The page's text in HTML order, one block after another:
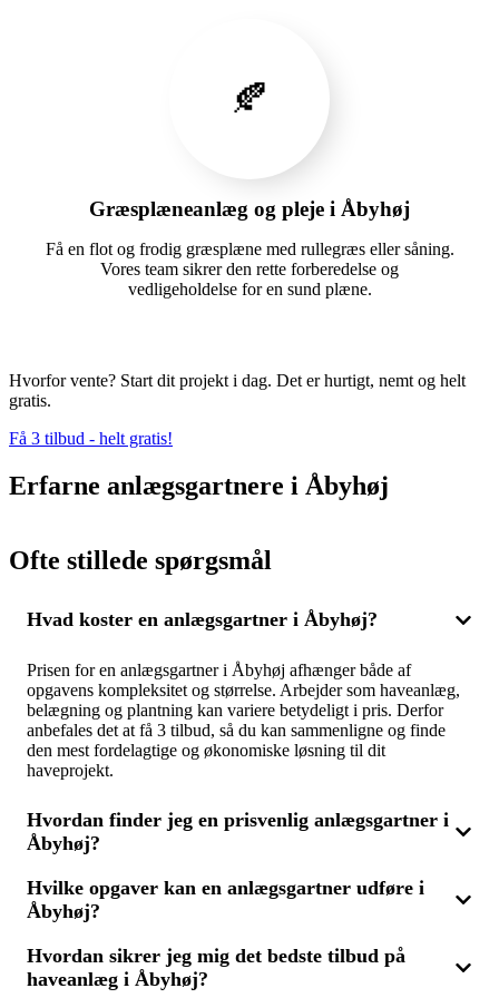
🍂
Græsplæneanlæg og pleje i Åbyhøj
Få en flot og frodig græsplæne med rullegræs eller såning.
Vores team sikrer den rette forberedelse og
vedligeholdelse for en sund plæne.
Hvorfor vente? Start dit projekt i dag. Det er hurtigt, nemt og helt
gratis.
Få 3 tilbud - helt gratis!
Erfarne anlægsgartnere i Åbyhøj
Ofte stillede spørgsmål
Hvad koster en anlægsgartner i Åbyhøj?
Prisen for en anlægsgartner i Åbyhøj afhænger både af
opgavens kompleksitet og størrelse. Arbejder som haveanlæg,
belægning og plantning kan variere betydeligt i pris. Derfor
anbefales det at få 3 tilbud, så du kan sammenligne og finde
den mest fordelagtige og økonomiske løsning til dit
haveprojekt.
Hvordan finder jeg en prisvenlig anlægsgartner i
Åbyhøj?
Vil du finde en overkommelig anlægsgartner i Åbyhøj, er det
klogt at sammenligne flere tilbud fra forskellige fagfolk. Ved at
gå på kompromis med kvaliteten. Husk også at tjekke
anmeldelser og anbefalinger for at sikre, at du vælger den rette
til opgaven.
Hvilke opgaver kan en anlægsgartner udføre i
Åbyhøj?
En anlægsgartner i Åbyhøj kan tage sig af mange forskellige
opgaver inden for haveanlæg, som fx belægning af terrasser og
Hvordan sikrer jeg mig det bedste tilbud på
haveanlæg i Åbyhøj?